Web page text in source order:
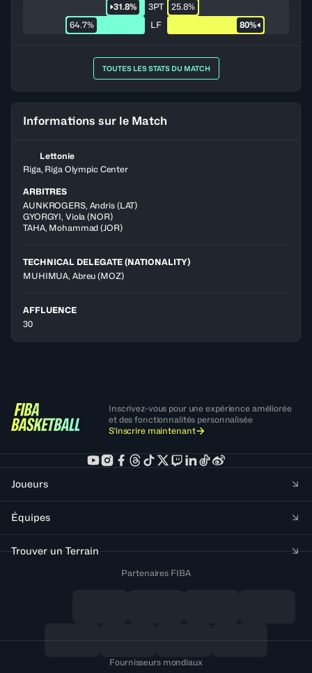
31.8%
3PT
25.8%
64.7%
LF 80%
TOUTES LES STATS DU MATCH
Informations sur le Match
Lettonie
Riga, Riga Olympic Center
ARBITRES
AUNKROGERS, Andris(LAT)
GYORGYI, Viola (NOR)
TAHA, Mohammad (JOR)
TECHNICAL DELEGATE (NATIONALITY)
MUHIMUA, Abreu (MOZ)
AFFLUENCE
30
Inscrivez-vous pour une expérience améliorée
et des fonctionnalités personnalisée
S'inscrire maintenant
Joueurs
Équipes
Trouver un Terrain
Partenaires FIBA
Fournisseurs mondiaux